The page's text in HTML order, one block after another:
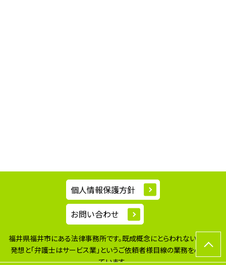
個人情報保護方針
お問い合わせ
福井県福井市にある法律事務所です。既成概念にとらわれない柔軟な
発想と「弁護士はサービス業」というご依頼者様目線の業務を心掛け
ています。